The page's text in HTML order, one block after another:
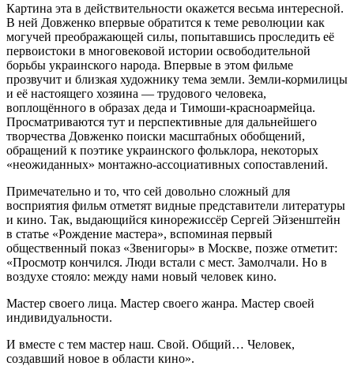
Картина эта в действительности окажется весьма интересной.
В ней Довженко впервые обратится к теме революции как
могучей преображающей силы, попытавшись проследить её
первоистоки в многовековой истории освободительной
борьбы украинского народа. Впервые в этом фильме
прозвучит и близкая художнику тема земли. Земли-кормилицы
и её настоящего хозяина — трудового человека,
воплощённого в образах деда и Тимоши-красноармейца.
Просматриваются тут и перспективные для дальнейшего
творчества Довженко поиски масштабных обобщений,
обращений к поэтике украинского фольклора, некоторых
«неожиданных» монтажно-ассоциативных сопоставлений.
Примечательно и то, что сей довольно сложный для
восприятия фильм отметят видные представители литературы
и кино. Так, выдающийся кинорежиссёр Сергей Эйзенштейн
в статье «Рождение мастера», вспоминая первый
общественный показ «Звенигоры» в Москве, позже отметит:
«Просмотр кончился. Люди встали с мест. Замолчали. Но в
воздухе стояло: между нами новый человек кино.
Мастер своего лица. Мастер своего жанра. Мастер своей
индивидуальности.
И вместе с тем мастер наш. Свой. Общий… Человек,
создавший новое в области кино».